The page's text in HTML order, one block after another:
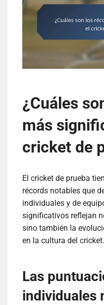
¿Cuáles
más
cricket de
El cricket de prueba
récords notables que
individuales y de
significativos reflejan
sino también la
en la cultura del cricket.
Las
individuales